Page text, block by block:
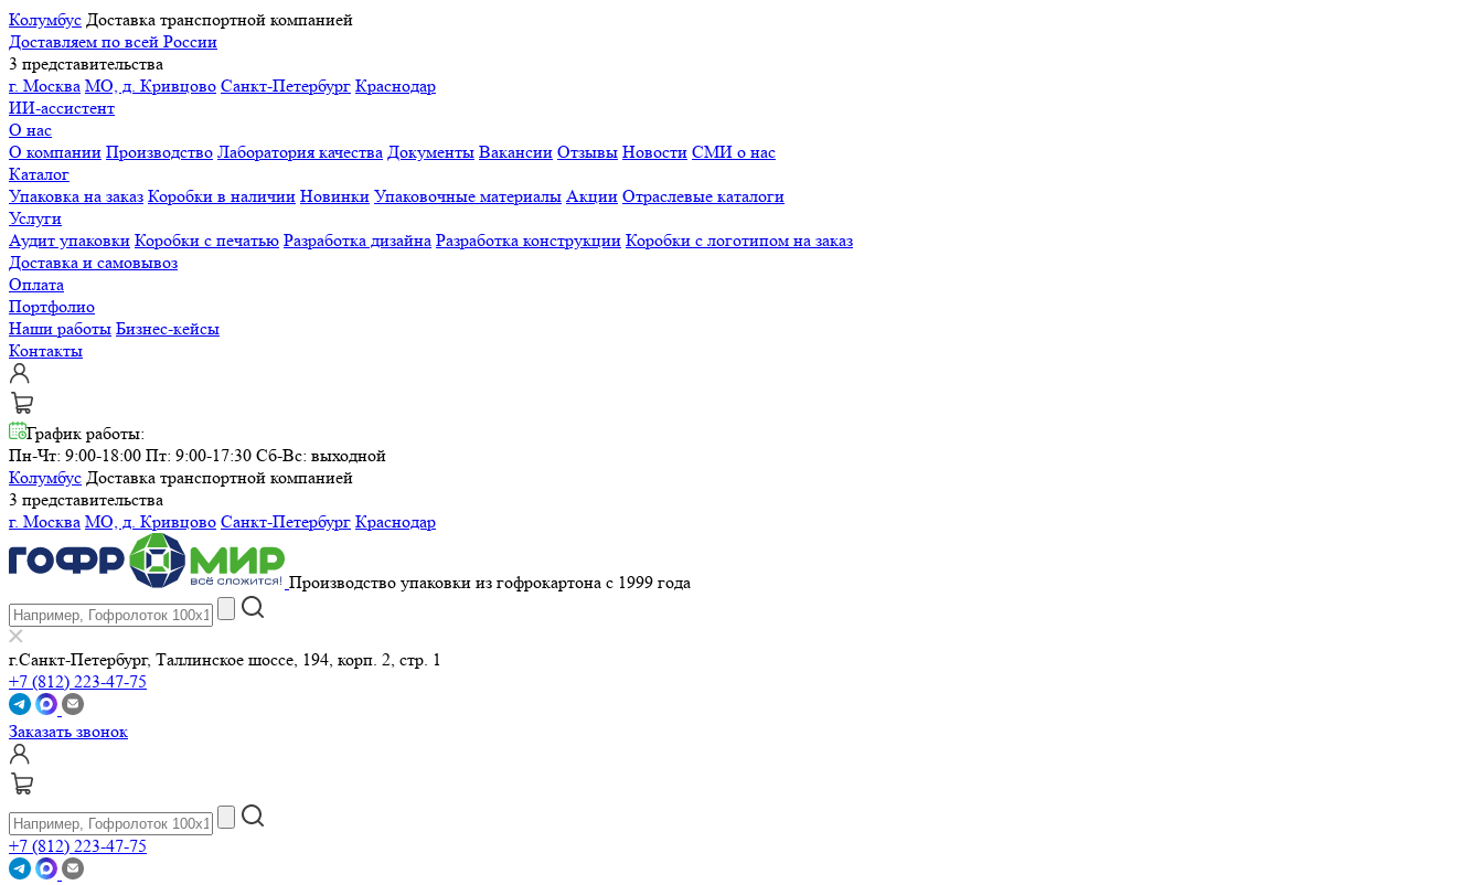
Колумбус Доставка транспортной компанией
Доставляем по всей России
3 представительства
г. Москва МО, д. Кривцово Санкт-Петербург Краснодар
ИИ-ассистент
О нас
О компании Производство Лаборатория качества Документы Вакансии Отзывы Новости СМИ о нас
Каталог
Упаковка на заказ Коробки в наличии Новинки Упаковочные материалы Акции Отраслевые каталоги
Услуги
Аудит упаковки Коробки с печатью Разработка дизайна Разработка конструкции Коробки с логотипом на заказ
Доставка и самовывоз
Оплата
Портфолио
Наши работы Бизнес-кейсы
Контакты
График работы:
Пн-Чт: 9:00-18:00 Пт: 9:00-17:30 Сб-Вс: выходной
Колумбус Доставка транспортной компанией
3 представительства
г. Москва МО, д. Кривцово Санкт-Петербург Краснодар
Производство упаковки из гофрокартона с 1999 года
г.Санкт-Петербург, Таллинское шоссе, 194, корп. 2, стр. 1
+7 (812) 223-47-75
Заказать звонок
+7 (812) 223-47-75